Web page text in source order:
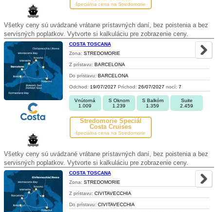
špeciálna cena na Stredomorie
Všetky ceny sú uvádzané vrátane prístavných daní, bez poistenia a bez
servisných poplatkov. Vytvorte si kalkuláciu pre zobrazenie ceny.
COSTA TOSCANA
Zona: STREDOMORIE
Z prístavu: BARCELONA
Do prístavu: BARCELONA
Odchod: 19/07/2027 Príchod: 26/07/2027 nocí: 7
Vnútorná
1.009
S Oknom
1.239
S Balkóm
1.359
Suite
2.459
Stredomorie Špeciál
Costa Cruises
špeciálna cena na Stredomorie
Všetky ceny sú uvádzané vrátane prístavných daní, bez poistenia a bez
servisných poplatkov. Vytvorte si kalkuláciu pre zobrazenie ceny.
COSTA TOSCANA
Zona: STREDOMORIE
Z prístavu: CIVITAVECCHIA
Do prístavu: CIVITAVECCHIA